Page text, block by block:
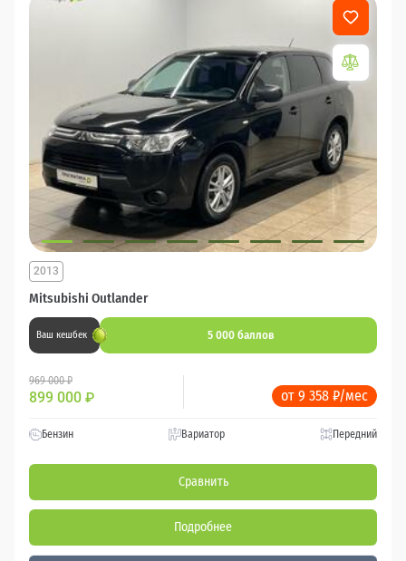
Mitsubishi Outlander
2013
Ваш кешбек 5 000 баллов
969 000 ₽
899 000 ₽ от 9 358 ₽/мес
Бензин Вариатор Передний
Сравнить
Подробнее